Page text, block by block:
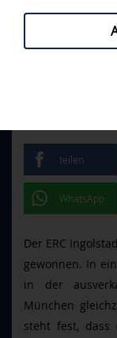
Sieben Mal
teilen
WhatsApp
Der ERC
gewonnen. In
in der
München
steht fest,